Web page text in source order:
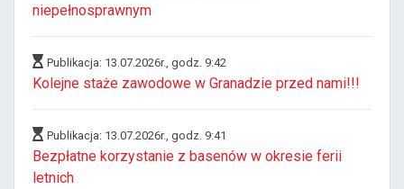
niepełnosprawnym
Publikacja: 13.07.2026r., godz. 9:42
Kolejne staże zawodowe w Granadzie przed nami!!!
Publikacja: 13.07.2026r., godz. 9:41
Bezpłatne korzystanie z basenów w okresie ferii
letnich